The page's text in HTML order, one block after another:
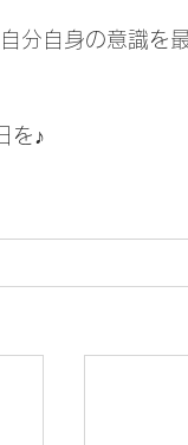
分自身の意識を
を♪